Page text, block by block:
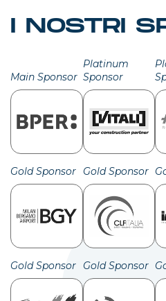
I NOSTRI
Main Sponsor
Platinum
Sponsor
Gold Sponsor Gold Sponsor
Gold Sponsor Gold Sponsor